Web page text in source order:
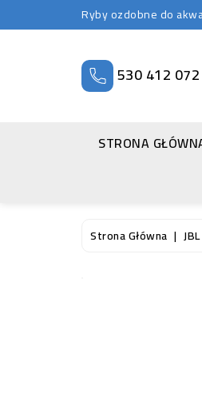
Ryby ozdobne do
530 412 072
STRONA
Strona Główna